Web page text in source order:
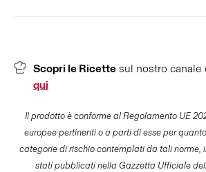
Scopri le Ricette sul nostro canale
qui
Il prodotto è conforme al Regolamento UE
europee pertinenti o a parti di esse per
categorie di rischio contemplati da tali norme,
stati pubblicati nella Gazzetta Ufficiale